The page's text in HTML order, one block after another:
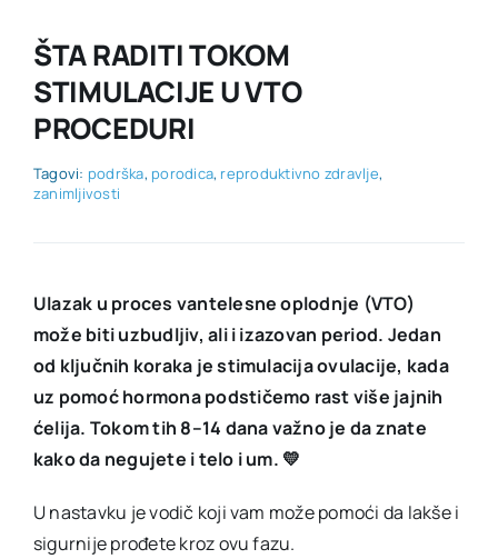
ŠTA RADITI TOKOM
STIMULACIJE U VTO
PROCEDURI
Tagovi: podrška, porodica, reproduktivno zdravlje,
zanimljivosti
Ulazak u proces vantelesne oplodnje (VTO)
može biti uzbudljiv, ali i izazovan period. Jedan
od ključnih koraka je stimulacija ovulacije, kada
uz pomoć hormona podstičemo rast više jajnih
ćelija. Tokom tih 8–14 dana važno je da znate
kako da negujete i telo i um. 💛
U nastavku je vodič koji vam može pomoći da lakše i
sigurnije prođete kroz ovu fazu.